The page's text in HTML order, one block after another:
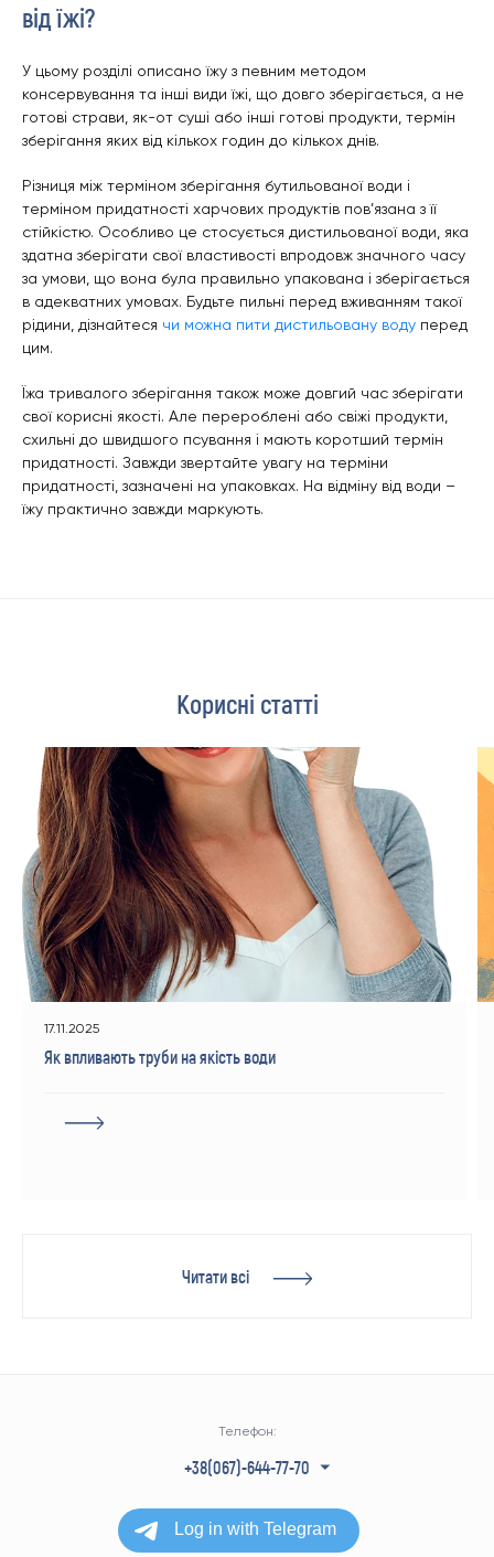
від їжі?
У цьому розділі описано їжу з певним методом
консервування та інші види їжі, що довго зберігається, а не
готові страви, як-от суші або інші готові продукти, термін
зберігання яких від кількох годин до кількох днів.
Різниця між терміном зберігання бутильованої води і
терміном придатності харчових продуктів пов’язана з її
стійкістю. Особливо це стосується дистильованої води, яка
здатна зберігати свої властивості впродовж значного часу
за умови, що вона була правильно упакована і зберігається
в адекватних умовах. Будьте пильні перед вживанням такої
рідини, дізнайтеся чи можна пити дистильовану воду перед
цим.
Їжа тривалого зберігання також може довгий час зберігати
свої корисні якості. Але перероблені або свіжі продукти,
схильні до швидшого псування і мають коротший термін
придатності. Завжди звертайте увагу на терміни
придатності, зазначені на упаковках. На відміну від води –
їжу практично завжди маркують.
Корисні статті
17.11.2025
Як впливають труби на якість води
Читати всі
Телефон:
+38(067)-644-77-70
+38(057)-728-77-70